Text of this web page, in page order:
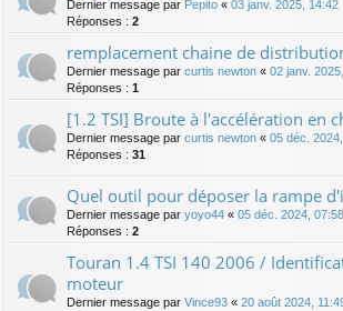
Dernier message par Pepito « 03 janv. 2025, 14:42
Réponses : 2
remplacement chaine de
Dernier message par curtis newton « 02 janv.
Réponses : 1
[1.2 TSI] Broute à l'accélération en
Dernier message par curtis newton « 05 déc.
Réponses : 31
Quel outil pour déposer la rampe
Dernier message par yoyo44 « 05 déc. 2024, 07:58
Réponses : 2
Touran 1.4 TSI 140 2006 /
moteur
Dernier message par Vince93 « 20 août 2024,